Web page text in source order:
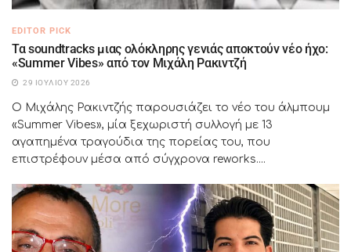
EDITOR PICK
Τα soundtracks μιας ολόκληρης γενιάς αποκτούν νέο ήχο:
«Summer Vibes» από τον Μιχάλη Ρακιντζή
29 ΙΟΥΛΊΟΥ 2026
Ο Μιχάλης Ρακιντζής παρουσιάζει το νέο του άλμπουμ
«Summer Vibes», μία ξεχωριστή συλλογή με 13
αγαπημένα τραγούδια της πορείας του, που
επιστρέφουν μέσα από σύγχρονα reworks....